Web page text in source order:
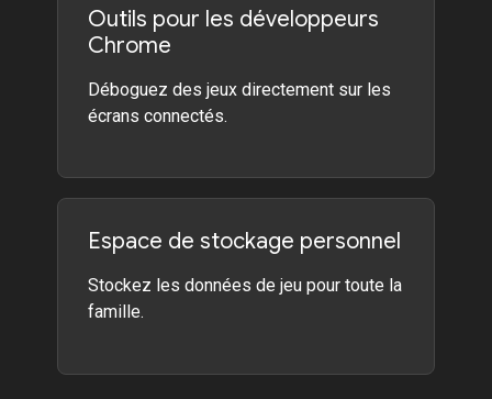
Outils pour les développeurs
Chrome
Déboguez des jeux directement sur les
écrans connectés.
Espace de stockage personnel
Stockez les données de jeu pour toute la
famille.